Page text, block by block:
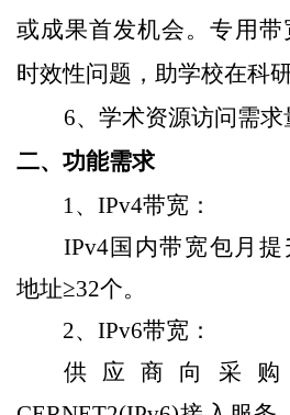
或成果首发机会。专用带
时效性问题，助学校在科
6、学术资源访问需求
二、功能需求
1、IPv4带宽：
IPv4国内带宽包月 提
地址≥32个。
2、IPv6带宽：
供应商向采购